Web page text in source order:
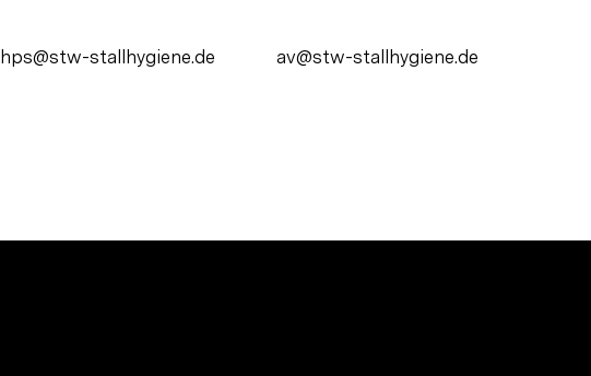
hps@stw-stallhygiene.de av@stw-stallhygiene.de